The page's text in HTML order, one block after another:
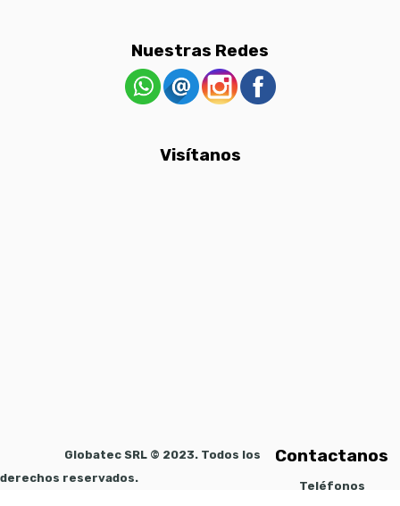
Nuestras Redes
Visítanos
Contactanos
Teléfonos
Globatec SRL © 2023. Todos los
derechos reservados.